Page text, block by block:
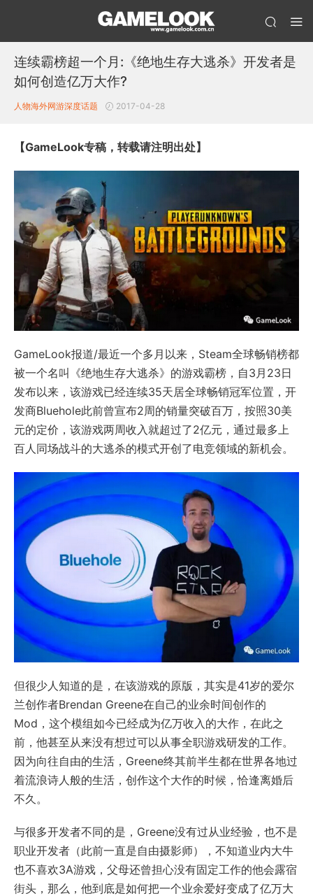
连续霸榜超一个月:《绝地生存大逃杀》开发者是
如何创造亿万大作?
人物海外网游深度话题 2017-04-28
【GameLook专稿，转载请注明出处】
GameLook报道/最近一个多月以来，Steam全球畅销榜都
被一个名叫《绝地生存大逃杀》的游戏霸榜，自3月23日
发布以来，该游戏已经连续35天居全球畅销冠军位置，开
发商Bluehole此前曾宣布2周的销量突破百万，按照30美
元的定价，该游戏两周收入就超过了2亿元，通过最多上
百人同场战斗的大逃杀的模式开创了电竞领域的新机会。
但很少人知道的是，在该游戏的原版，其实是41岁的爱尔
兰创作者Brendan Greene在自己的业余时间创作的
Mod，这个模组如今已经成为亿万收入的大作，在此之
前，他甚至从来没有想过可以从事全职游戏研发的工作。
因为向往自由的生活，Greene终其前半生都在世界各地过
着流浪诗人般的生活，创作这个大作的时候，恰逢离婚后
不久。
与很多开发者不同的是，Greene没有过从业经验，也不是
职业开发者（此前一直是自由摄影师），不知道业内大牛
也不喜欢3A游戏，父母还曾担心没有固定工作的他会露宿
街头，那么，他到底是如何把一个业余爱好变成了亿万大